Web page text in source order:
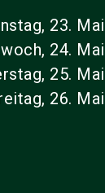
23.
24.
25.
26.